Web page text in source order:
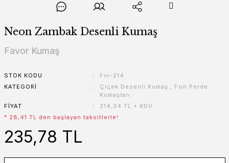
Neon Zambak Desenli Kumaş
Favor Kumaş
STOK KODU
Fvr-214
KATEGORI
Çiçek Desenli Kumaş , Fon Perde
Kumaşları
FIYAT
214,34 TL + KDV
* 28,41 TL den başlayan taksitlerle!
235,78 TL